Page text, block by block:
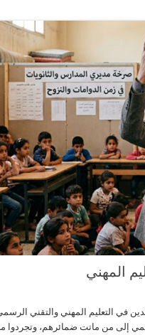
المهني
في التعليم المهني والتقني
إلى من ماتت ضمائرهم، وتجردوا من